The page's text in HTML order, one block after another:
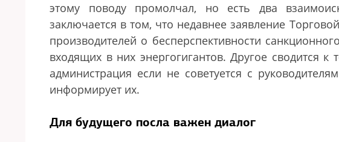
этому поводу промолчал, но есть два
заключается в том, что недавнее заявление
производителей о бесперспективности
входящих в них энергогигантов. Другое сводится
администрация если не советуется с
информирует их.
Для будущего посла важен диалог